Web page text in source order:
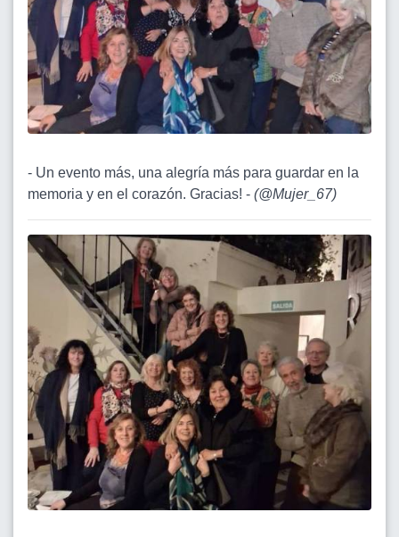
- Un evento más, una alegría más para guardar en la
memoria y en el corazón. Gracias! - (@Mujer_67)